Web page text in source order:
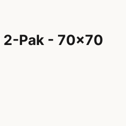
2-Pak - 70x70